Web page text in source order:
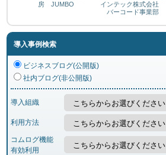
房 JUMBO
インテック株式会社
バーコード事業部
導入事例検索
ビジネスブログ(公開版)
社内ブログ(非公開版)
導入組織
利用方法
コムログ機能
有効利用